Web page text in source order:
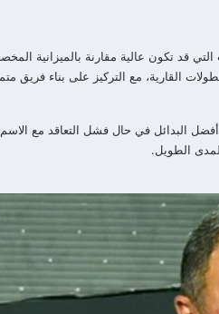
قد تكون عالية مقارنة بالميزانية
القارية، مع التركيز على بناء فريق
أفضل البدائل في حال فشل التعاقد مع الاسم
الطويل.